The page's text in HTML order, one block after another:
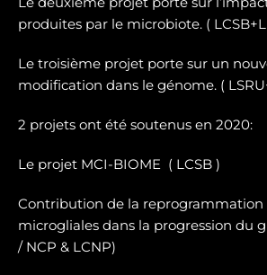
produites par le microbiote. (
Le troisième projet porte sur un
modification dans le génome. (
2 projets ont été soutenus en 2020:
Le projet MCI-BIOME ( LCSB )
Contribution de la reprogrammation
microgliales dans la progression du
/ NCP & LCNP)